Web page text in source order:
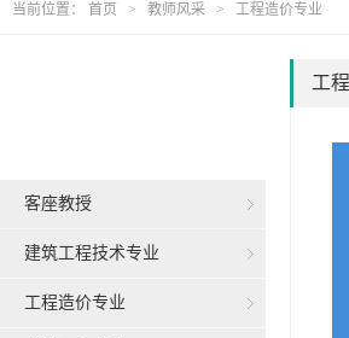
当前位置： 首页 > 教师风采 > 工程造价专业
客座教授
建筑工程技术专业
工程造价专业
工